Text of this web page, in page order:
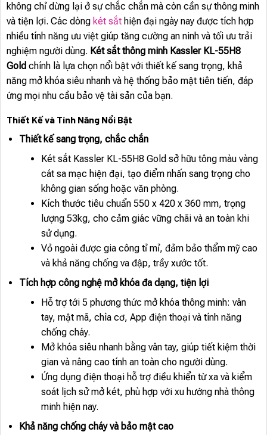
không chỉ dừng lại ở sự chắc chắn mà còn cần sự thông minh
và tiện lợi. Các dòng két sắt hiện đại ngày nay được tích hợp
nhiều tính năng ưu việt giúp tăng cường an ninh và tối ưu trải
nghiệm người dùng. Két sắt thông minh Kassler KL-55H8
Gold chính là lựa chọn nổi bật với thiết kế sang trọng, khả
năng mở khóa siêu nhanh và hệ thống bảo mật tiên tiến, đáp
ứng mọi nhu cầu bảo vệ tài sản của bạn.
Thiết Kế và Tính Năng Nổi Bật
Thiết kế sang trọng, chắc chắn
Két sắt Kassler KL-55H8 Gold sở hữu tông màu vàng
cát sa mạc hiện đại, tạo điểm nhấn sang trọng cho
không gian sống hoặc văn phòng.
Kích thước tiêu chuẩn 550 x 420 x 360 mm, trọng
lượng 53kg, cho cảm giác vững chãi và an toàn khi
sử dụng.
Vỏ ngoài được gia công tỉ mỉ, đảm bảo thẩm mỹ cao
và khả năng chống va đập, trầy xước tốt.
Tích hợp công nghệ mở khóa đa dạng, tiện lợi
Hỗ trợ tới 5 phương thức mở khóa thông minh: vân
tay, mật mã, chìa cơ, App điện thoại và tính năng
chống cháy.
Mở khóa siêu nhanh bằng vân tay, giúp tiết kiệm thời
gian và nâng cao tính an toàn cho người dùng.
Ứng dụng điện thoại hỗ trợ điều khiển từ xa và kiểm
soát lịch sử mở két, phù hợp với xu hướng nhà thông
minh hiện nay.
Khả năng chống cháy và bảo mật cao